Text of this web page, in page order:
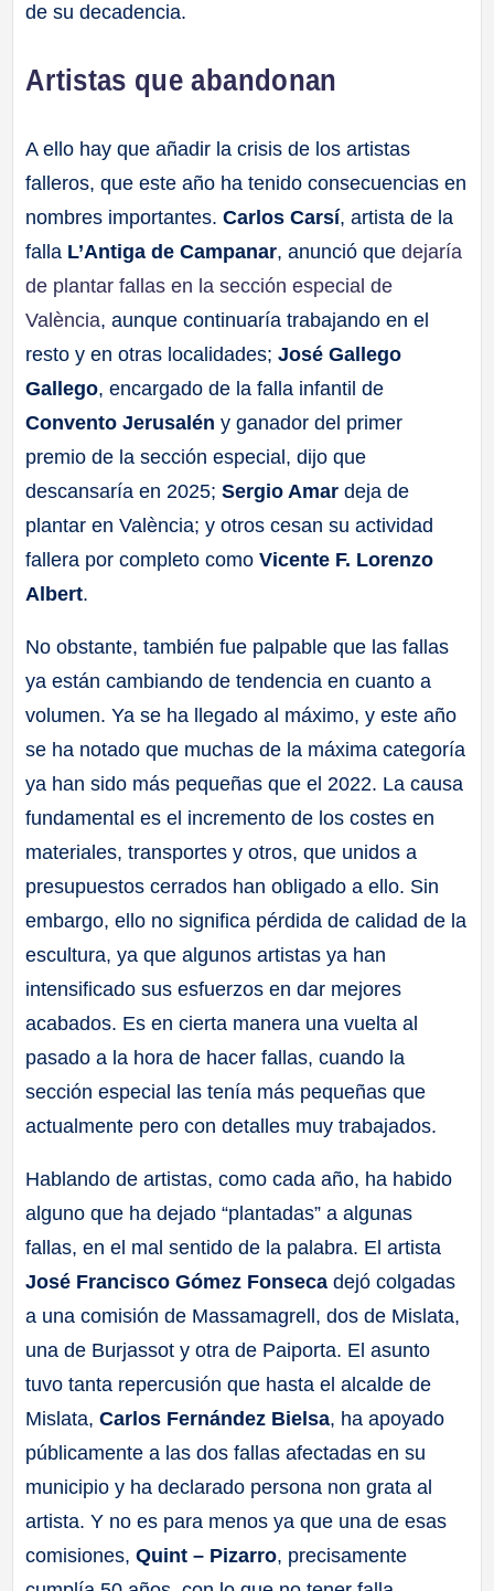
de su decadencia.
Artistas que abandonan
A ello hay que añadir la crisis de los artistas
falleros, que este año ha tenido consecuencias en
nombres importantes.Carlos Carsí, artista de la
falla L’Antiga de Campanar, anunció quedejaría
de plantar fallas en la sección especial de
València, aunque continuaría trabajando en el
resto y en otras localidades;José Gallego
Gallego, encargado de la falla infantil de
Convento Jerusalén y ganador del primer
premio de la sección especial, dijo que
descansaría en 2025;Sergio Amar deja de
plantar en València; y otros cesan su actividad
fallera por completo comoVicente F. Lorenzo
Albert.
No obstante, también fue palpable que las fallas
ya están cambiando de tendencia en cuanto a
volumen. Ya se ha llegado al máximo, y este año
se ha notado que muchas de la máxima categoría
ya han sido más pequeñas que el 2022. La causa
fundamental es el incremento de los costes en
materiales, transportes y otros, que unidos a
presupuestos cerrados han obligado a ello. Sin
embargo, ello no significa pérdida de calidad de la
escultura, ya que algunos artistas ya han
intensificado sus esfuerzos en dar mejores
acabados. Es en cierta manera una vuelta al
pasado a la hora de hacer fallas, cuando la
sección especial las tenía más pequeñas que
actualmente pero con detalles muy trabajados.
Hablando de artistas, como cada año, ha habido
alguno que ha dejado “plantadas” a algunas
fallas, en el mal sentido de la palabra. El artista
José Francisco Gómez Fonseca dejó colgadas
a una comisión de Massamagrell, dos de Mislata,
una de Burjassot y otra de Paiporta. El asunto
tuvo tanta repercusión que hasta el alcalde de
Mislata,Carlos Fernández Bielsa, ha apoyado
públicamente a las dos fallas afectadas en su
municipio y ha declarado persona non grata al
artista. Y no es para menos ya que una de esas
comisiones,Quint – Pizarro, precisamente